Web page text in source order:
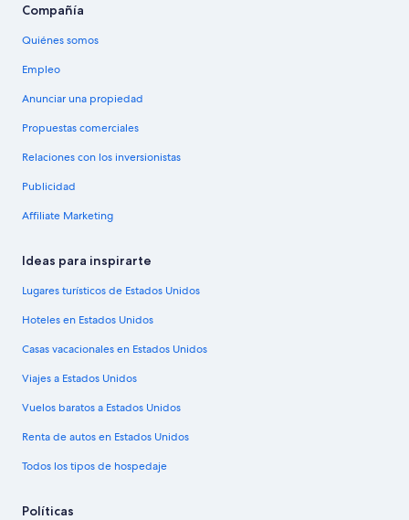
Compañía
Quiénes somos
Empleo
Anunciar una propiedad
Propuestas comerciales
Relaciones con los inversionistas
Publicidad
Affiliate Marketing
Ideas para inspirarte
Lugares turísticos de Estados Unidos
Hoteles en Estados Unidos
Casas vacacionales en Estados Unidos
Viajes a Estados Unidos
Vuelos baratos a Estados Unidos
Renta de autos en Estados Unidos
Todos los tipos de hospedaje
Políticas